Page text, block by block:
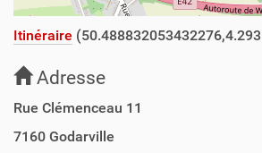
Itinéraire
Adresse
Rue Clémenceau 11
7160 Godarville